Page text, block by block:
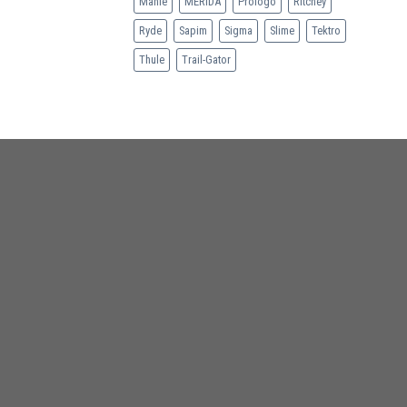
Ryde Sapim Sigma Slime Tektro
Thule Trail-Gator